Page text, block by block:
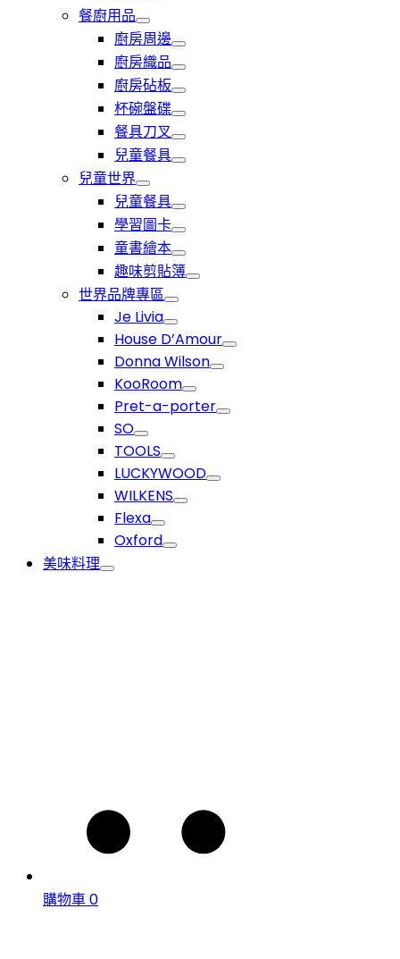
餐廚用品
廚房周邊
廚房織品
廚房砧板
杯碗盤碟
餐具刀叉
兒童餐具
兒童世界
兒童餐具
學習圖卡
童書繪本
趣味剪貼簿
世界品牌專區
Je Livia
House D’Amour
Donna Wilson
KooRoom
Pret-a-porter
SO
TOOLS
LUCKYWOOD
WILKENS
Flexa
Oxford
美味料理
購物車0